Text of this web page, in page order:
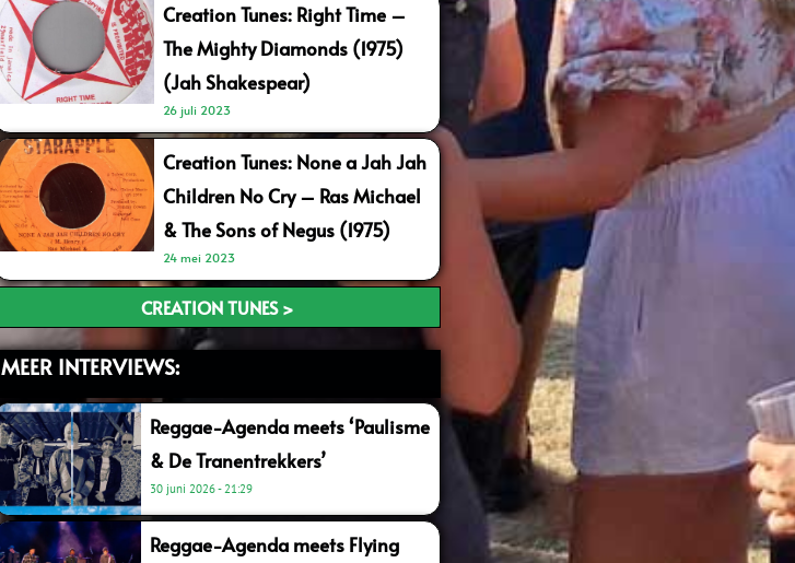
Creation Tunes: Right Time –
The Mighty Diamonds (1975)
(Jah Shakespear)
26 juli 2023
Creation Tunes: None a Jah Jah
Children No Cry – Ras Michael
& The Sons of Negus (1975)
24 mei 2023
CREATION TUNES >
MEER INTERVIEWS:
Reggae-Agenda meets ‘Paulisme
& De Tranentrekkers’
30 juni 2026 21:29
Reggae-Agenda meets Flying